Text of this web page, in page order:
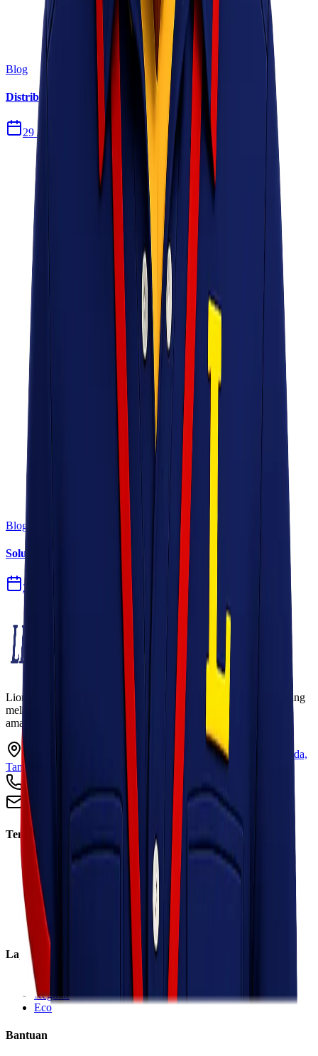
Blog
Distribusi Pengiriman Rokok Elektronik atau Vape
29 Jul 2026
Blog
Solusi Logistik untuk Perusahaan Manufaktur
27 Jul 2026
Lionel Express adalah perusahaan jasa pengiriman terpercaya yang
melayani pengiriman barang ke seluruh Indonesia dengan cepat,
aman, dan harga kompetitif.
Ruko Garden Square Blok G No. 11-12 Jurumudi baru, Benda,
Tangerang, Banten 15124
+62 813 8838 8182
info@lionelexpress.com
Tentang Kami
Tentang Kami
Visi & Misi
Sosial Perusahaan
Karir
Cabang
Informasi
Layanan
Express
Regular
Eco
Bantuan